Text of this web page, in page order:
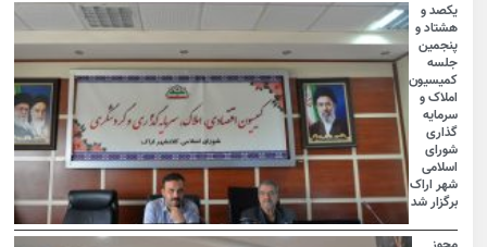
یکصد و
هشتاد و
پنجمین
جلسه
کمیسیون
املاک و
سرمایه
گذاری
شورای
اسلامی
شهر اراک
برگزار شد